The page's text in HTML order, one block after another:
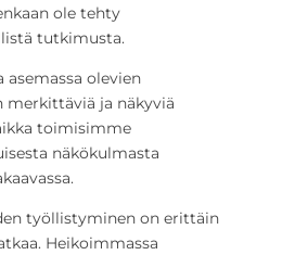
ole tehty
tutkimusta.
asemassa olevien
merkittäviä ja näkyviä
toimisimme
näkökulmasta
työllistyminen on erittäin
Heikoimmassa